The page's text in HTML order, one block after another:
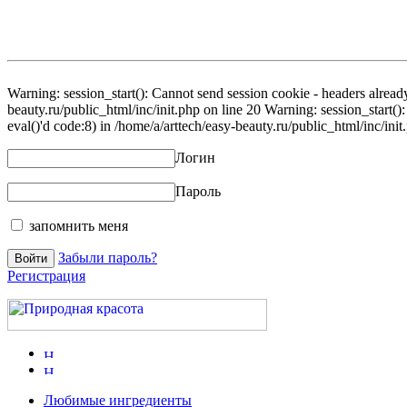
Warning: session_start(): Cannot send session cookie - headers
beauty.ru/public_html/inc/init.php on line 20 Warning:
eval()'d code:8) in /home/a/arttech/easy-beauty.ru/public_html/inc/
Логин
Пароль
запомнить меня
Забыли пароль?
Регистрация
Любимые ингредиенты